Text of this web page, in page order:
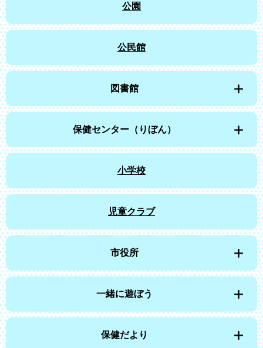
公園
公民館
図書館
保健センター（りぼん）
小学校
児童クラブ
市役所
一緒に遊ぼう
保健だより